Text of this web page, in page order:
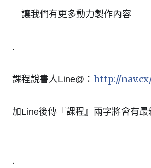
讓我們有更多動力製作內容
.
課程說書人Line@： http://
加Line後傳『課程』兩字將會有最
.